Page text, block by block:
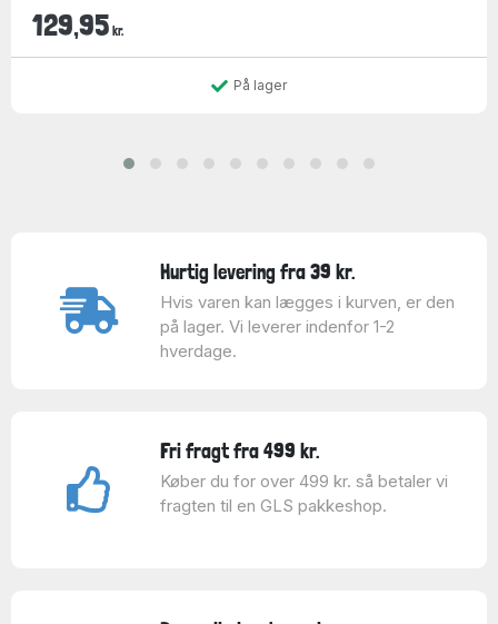
129,95 kr.
På lager
Hurtig levering fra 39 kr.
Hvis varen kan lægges i kurven, er den
på lager. Vi leverer indenfor 1-2
hverdage.
Fri fragt fra 499 kr.
Køber du for over 499 kr. så betaler vi
fragten til en GLS pakkeshop.